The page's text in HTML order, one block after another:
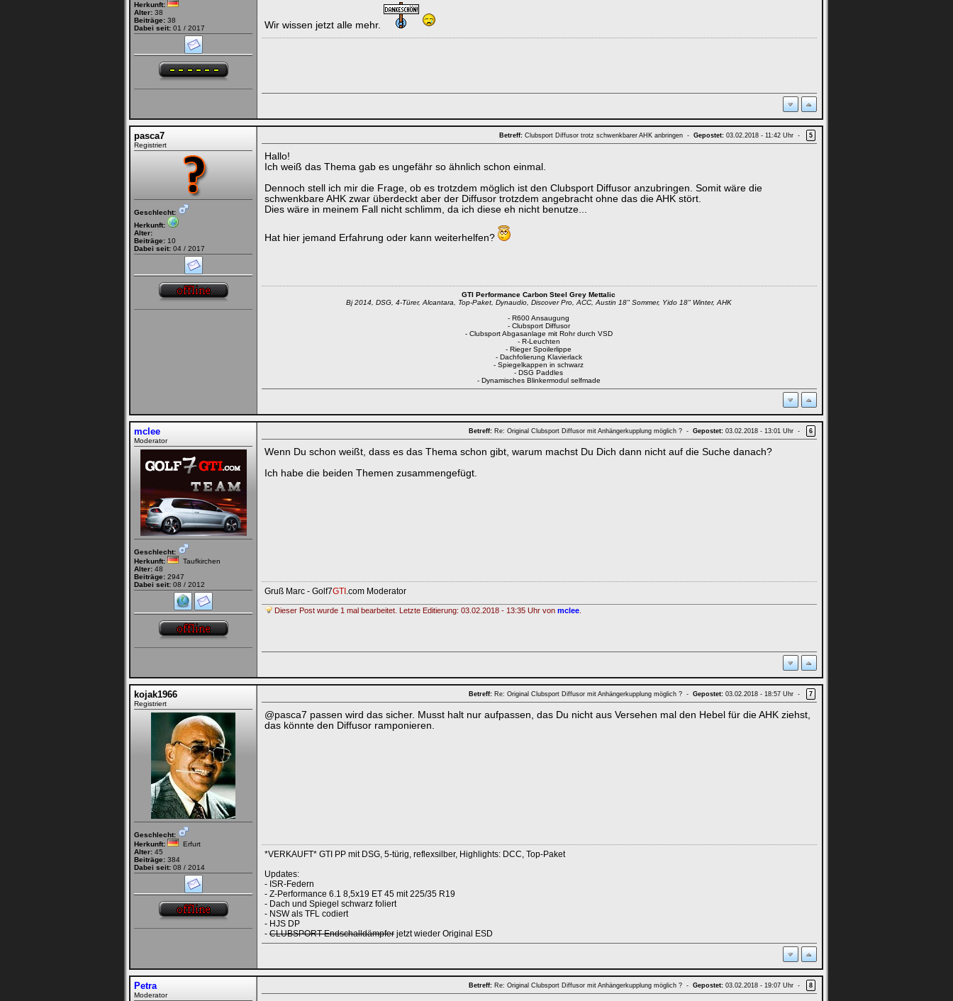
Herkunft:
Alter: 38
Beiträge: 38
Dabei seit: 01 / 2017 Wir wissen jetzt alle mehr.
pasca7
Registriert
Geschlecht:
Herkunft:
Alter:
Beiträge: 10
Dabei seit: 04 / 2017
Betreff: Clubsport Diffusor trotz schwenkbarer AHK anbringen - Gepostet: 03.02.2018 - 11:42 Uhr - 5
Hallo!
Ich weiß das Thema gab es ungefähr so ähnlich schon einmal.
Dennoch stell ich mir die Frage, ob es trotzdem möglich ist den Clubsport Diffusor anzubringen. Somit wäre die
schwenkbare AHK zwar überdeckt aber der Diffusor trotzdem angebracht ohne das die AHK stört.
Dies wäre in meinem Fall nicht schlimm, da ich diese eh nicht benutze...
Hat hier jemand Erfahrung oder kann weiterhelfen?
GTI Performance Carbon Steel Grey Mettalic
Bj 2014, DSG, 4-Türer, Alcantara, Top-Paket, Dynaudio, Discover Pro, ACC, Austin 18'' Sommer, Yido 18'' Winter, AHK
- R600 Ansaugung
- Clubsport Diffusor
- Clubsport Abgasanlage mit Rohr durch VSD
- R-Leuchten
- Rieger Spoilerlippe
- Dachfolierung Klavierlack
- Spiegelkappen in schwarz
- DSG Paddles
- Dynamisches Blinkermodul selfmade
mclee
Moderator
Geschlecht:
Herkunft:
Taufkirchen
Alter: 48
Beiträge: 2947
Dabei seit: 08 / 2012
Betreff: Re: Original Clubsport Diffusor mit Anhängerkupplung möglich ? - Gepostet: 03.02.2018 - 13:01 Uhr - 6
Wenn Du schon weißt, dass es das Thema schon gibt, warum machst Du Dich dann nicht auf die Suche danach?
Ich habe die beiden Themen zusammengefügt.
Gruß Marc - Golf7GTI .com Moderator
Dieser Post wurde 1 mal bearbeitet. Letzte Editierung: 03.02.2018 - 13:35 Uhr von mclee
kojak1966
Registriert
Geschlecht:
Herkunft:
Erfurt
Alter: 45
Beiträge: 384
Dabei seit: 08 / 2014
Betreff: Re: Original Clubsport Diffusor mit Anhängerkupplung möglich ? - Gepostet: 03.02.2018 - 18:57 Uhr - 7
@pasca7 passen wird das sicher. Musst halt nur aufpassen, das Du nicht aus Versehen mal den Hebel für die AHK ziehst,
das könnte den Diffusor ramponieren.
*VERKAUFT* GTI PP mit DSG, 5-türig, reflexsilber, Highlights: DCC, Top-Paket
Updates:
- ISR-Federn
- Z-Performance 6.1 8,5x19 ET 45 mit 225/35 R19
- Dach und Spiegel schwarz foliert
- NSW als TFL codiert
- HJS DP
- CLUBSPORT Endschalldämpfer jetzt wieder Original ESD
Petra
Moderator
Betreff: Re: Original Clubsport Diffusor mit Anhängerkupplung möglich ? - Gepostet: 03.02.2018 - 19:07 Uhr - 8